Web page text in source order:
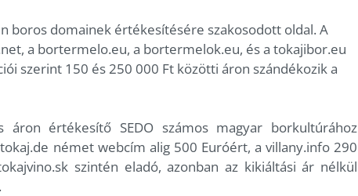
boros domainek értékesítésére szakosodott oldal. A
a bortermelo.eu, a bortermelok.eu, és a tokajibor.eu
szerint 150 és 250 000 Ft közötti áron szándékozik a
áron értékesítő SEDO számos magyar borkultúrához
német webcím alig 500 Euróért, a villany.info 290
szintén eladó, azonban az kikiáltási ár nélkül